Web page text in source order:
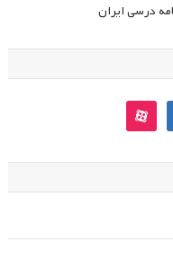
درسی ایران
aparat